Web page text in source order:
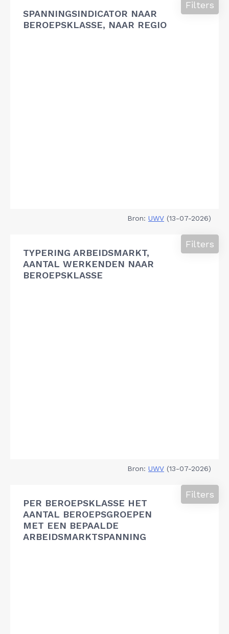
SPANNINGSINDICATOR NAAR
BEROEPSKLASSE, NAAR REGIO
Filters
Bron: UWV (13-07-2026)
TYPERING ARBEIDSMARKT,
AANTAL WERKENDEN NAAR
BEROEPSKLASSE
Filters
Bron: UWV (13-07-2026)
PER BEROEPSKLASSE HET
AANTAL BEROEPSGROEPEN
MET EEN BEPAALDE
ARBEIDSMARKTSPANNING
Filters